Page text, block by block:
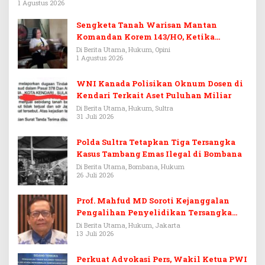
1 Agustus 2026
Sengketa Tanah Warisan Mantan
Komandan Korem 143/HO, Ketika
Warisan Menjadi Arena Pemerasan
Di Berita Utama, Hukum, Opini
1 Agustus 2026
WNI Kanada Polisikan Oknum Dosen di
Kendari Terkait Aset Puluhan Miliar
Di Berita Utama, Hukum, Sultra
31 Juli 2026
Polda Sultra Tetapkan Tiga Tersangka
Kasus Tambang Emas Ilegal di Bombana
Di Berita Utama, Bombana, Hukum
26 Juli 2026
Prof. Mahfud MD Soroti Kejanggalan
Pengalihan Penyelidikan Tersangka
Febrie Adriansyah
Di Berita Utama, Hukum, Jakarta
13 Juli 2026
Perkuat Advokasi Pers, Wakil Ketua PWI